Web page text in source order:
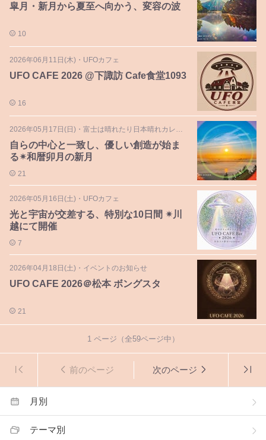
皐月・新月から夏至へ向かう、変容の波
10
2026年06月11日(木) ・ UFOカフェ
UFO CAFE 2026 @下諏訪 Cafe食堂1093
16
2026年05月17日(日) ・ 富士は晴れたり日本晴れカレンダー
自らの中心と一致し、優しい創造が始ま
る✴︎和暦卯月の新月
21
2026年05月16日(土) ・ UFOカフェ
光と宇宙が交差する、特別な10日間 ✴︎川
越にて開催
7
2026年04月18日(土) ・ イベントのお知らせ
UFO CAFE 2026＠松本 ボングスタ
21
1ページ（全59ページ中）
前のページ 次のページ
月別
テーマ別